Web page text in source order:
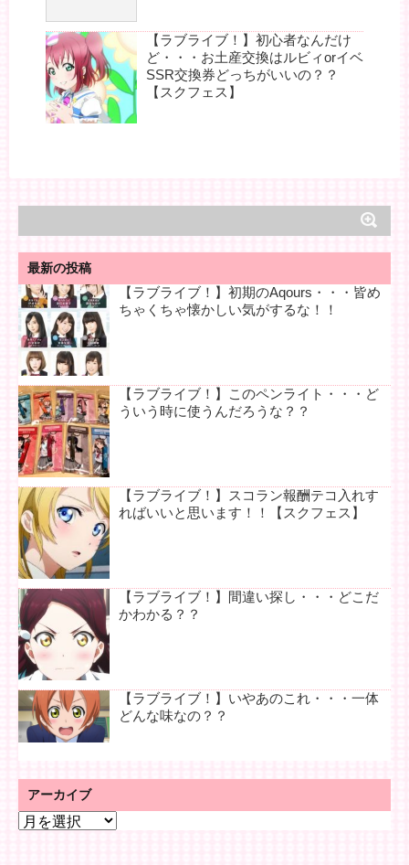
【ラブライブ！】初心者なんだけ
ど・・・お土産交換はルビィorイベ
SSR交換券どっちがいいの？？
【スクフェス】
最新の投稿
【ラブライブ！】初期のAqours・・・皆め
ちゃくちゃ懐かしい気がするな！！
【ラブライブ！】このペンライト・・・ど
ういう時に使うんだろうな？？
【ラブライブ！】スコラン報酬テコ入れす
ればいいと思います！！【スクフェス】
【ラブライブ！】間違い探し・・・どこだ
かわかる？？
【ラブライブ！】いやあのこれ・・・一体
どんな味なの？？
アーカイブ
ア